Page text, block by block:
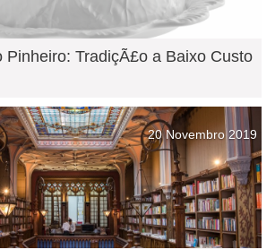
Pinheiro: TradiçÃ£o a Baixo Custo
20 Novembro 2019